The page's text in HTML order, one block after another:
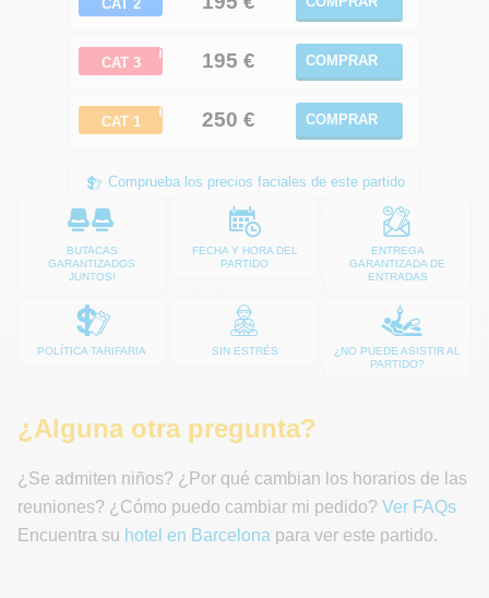
CAT 2
ℹ
CAT 3 195 € COMPRAR
ℹ
CAT 1 250 € COMPRAR
Comprueba los precios faciales de este partido
BUTACAS
GARANTIZADOS
JUNTOS!
FECHA Y HORA DEL
PARTIDO
ENTREGA
GARANTIZADA DE
ENTRADAS
POLÍTICA TARIFARIA SIN ESTRÉS
¿NO PUEDE ASISTIR AL
PARTIDO?
¿Alguna otra pregunta?
¿Se admiten niños? ¿Por qué cambian los horarios de las
reuniones? ¿Cómo puedo cambiar mi pedido? Ver FAQs
Encuentra su hotel en Barcelona para ver este partido.